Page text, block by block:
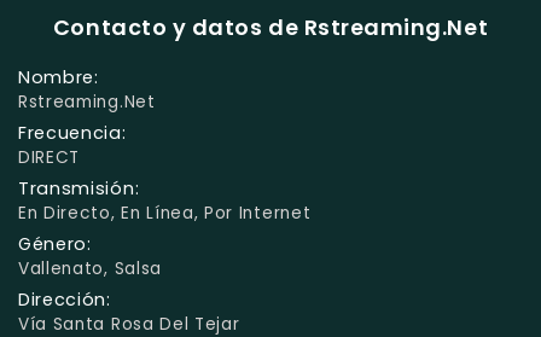
Contacto y datos de Rstreaming.Net
Nombre:
Rstreaming.Net
Frecuencia:
DIRECT
Transmisión:
En Directo, En Línea, Por Internet
Género:
Vallenato, Salsa
Dirección:
Vía Santa Rosa Del Tejar